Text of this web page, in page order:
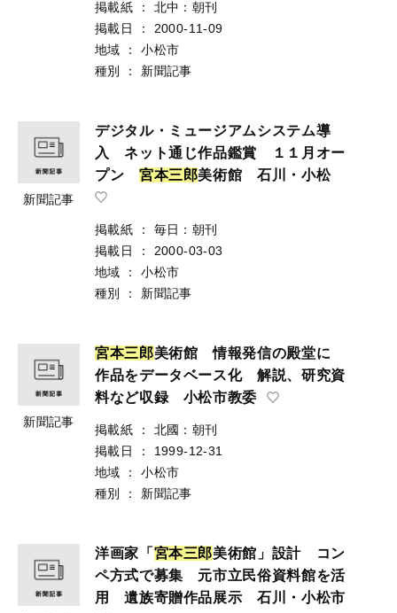
掲載紙 ：
北中：朝刊
掲載日
：
2000-11-09
地域
：
小松市
種別
： 新聞記事
新聞記事
デジタル・ミュージアムシステム導
入 ネット通じ作品鑑賞 １１月オー
プン 宮本三 郎美術館 石川・小松
掲載紙 ：
毎日：朝刊
掲載日
：
2000-03-03
地域
：
小松市
種別
： 新聞記事
新聞記事
宮本三 郎美術館 情報発信の殿堂に
作品をデータベース化 解説、研究資
料など収録 小松市教委
掲載紙 ：
北國：朝刊
掲載日
：
1999-12-31
地域
：
小松市
種別
： 新聞記事
洋画家「 宮本三郎美術館」設計 コン
ペ方式で募集 元市立民俗資料館を活
用 遺族寄贈作品展示 石川・小松市